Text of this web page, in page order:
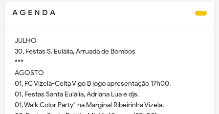
A G E N D A
JULHO
30, Festas S. Eulália, Arruada de Bombos
***
AGOSTO
01, FC Vizela-Celta Vigo B jogo apresentação 17h00.
01, Festas Santa Eulália, Adriana Lua e djs.
01, Walk Color Party" na Marginal Ribeirinha Vizela.